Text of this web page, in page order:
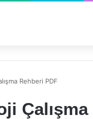
Rehberi PDF